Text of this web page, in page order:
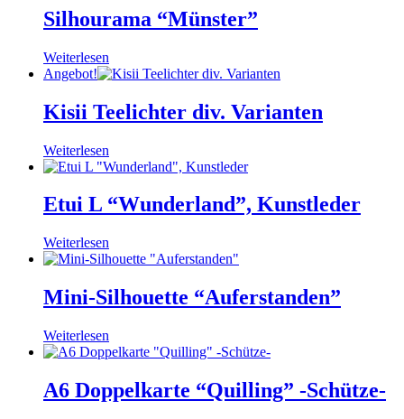
Silhourama “Münster”
Weiterlesen
Angebot!
Kisii Teelichter div. Varianten
Weiterlesen
Etui L “Wunderland”, Kunstleder
Weiterlesen
Mini-Silhouette “Auferstanden”
Weiterlesen
A6 Doppelkarte “Quilling” -Schütze-